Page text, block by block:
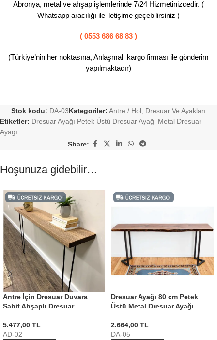
Abronya, metal ve ahşap işlemlerinde 7/24 Hizmetinizdedir. (
Whatsapp aracılığı ile iletişime geçebilirsiniz )
( 0553 686 68 83 )
(Türkiye’nin her noktasına, Anlaşmalı kargo firması ile gönderim
yapılmaktadır)
Stok kodu: DA-03Kategoriler: Antre / Hol, Dresuar Ve Ayakları
Etiketler: Dresuar Ayağı Petek Üstü Dresuar Ayağı Metal Dresuar
Ayağı
Share:
Hoşunuza gidebilir…
Antre İçin Dresuar Duvara
Sabit Ahşaplı Dresuar
5.477,00 TL
AD-02
Dresuar Ayağı 80 cm Petek
Üstü Metal Dresuar Ayağı
2.664,00 TL
DA-05